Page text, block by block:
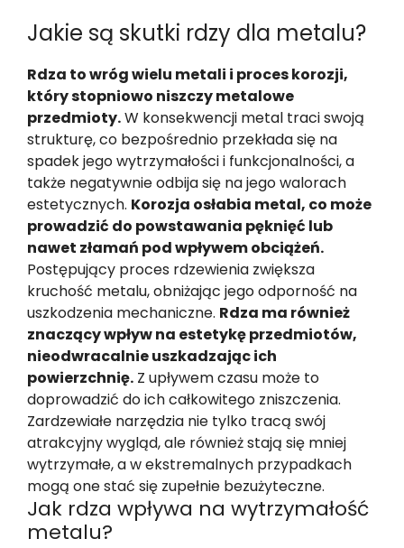
Jakie są skutki rdzy dla metalu?
Rdza to wróg wielu metali i proces korozji,
który stopniowo niszczy metalowe
przedmioty.W konsekwencji metal traci swoją
strukturę, co bezpośrednio przekłada się na
spadek jego wytrzymałości i funkcjonalności, a
także negatywnie odbija się na jego walorach
estetycznych. Korozja osłabia metal, co może
prowadzić do powstawania pęknięć lub
nawet złamań pod wpływem obciążeń.
Postępujący proces rdzewienia zwiększa
kruchość metalu, obniżając jego odporność na
uszkodzenia mechaniczne. Rdza ma również
znaczący wpływ na estetykę przedmiotów,
nieodwracalnie uszkadzając ich
powierzchnię. Z upływem czasu może to
doprowadzić do ich całkowitego zniszczenia.
Zardzewiałe narzędzia nie tylko tracą swój
atrakcyjny wygląd, ale również stają się mniej
wytrzymałe, a w ekstremalnych przypadkach
mogą one stać się zupełnie bezużyteczne.
Jak rdza wpływa na wytrzymałość
metalu?